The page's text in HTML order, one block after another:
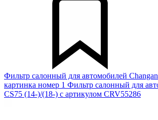
Фильтр салонный для автомобилей
картинка номер 1 Фильтр салонный для
CS75 (14-)/(18-) с артикулом CRV55286